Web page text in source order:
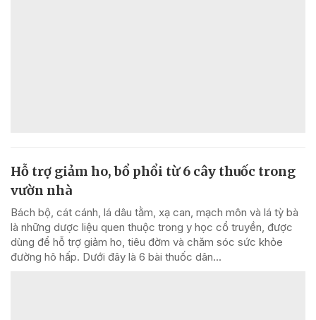
Hỗ trợ giảm ho, bổ phổi từ 6 cây thuốc trong
vườn nhà
Bách bộ, cát cánh, lá dâu tằm, xạ can, mạch môn và lá tỳ bà
là những dược liệu quen thuộc trong y học cổ truyền, được
dùng để hỗ trợ giảm ho, tiêu đờm và chăm sóc sức khỏe
đường hô hấp. Dưới đây là 6 bài thuốc dân...